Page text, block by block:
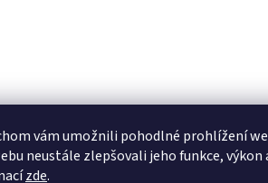
vám umožnili pohodlné prohlížení
neustále zlepšovali jeho funkce, výkon
zde.